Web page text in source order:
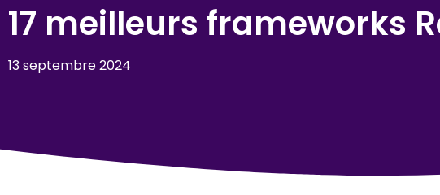
17 meilleurs frameworks
13 septembre 2024